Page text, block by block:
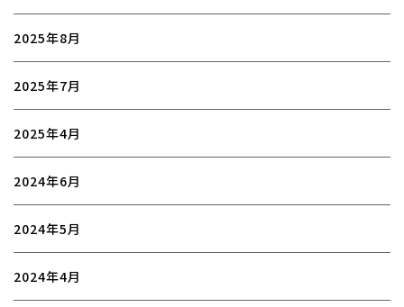
2025年8月
2025年7月
2025年4月
2024年6月
2024年5月
2024年4月